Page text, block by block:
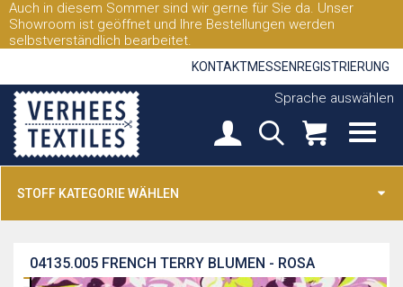
Auch in diesem Sommer sind wir gerne für Sie da. Unser
Showroom ist geöffnet und Ihre Bestellungen werden
selbstverständlich bearbeitet.
KONTAKTMESSEN REGISTRIERUNG
Sprache auswählen
STOFF KATEGORIE WÄHLEN
FRENCH TERRY BLUMEN - ROSA
04135.005
31